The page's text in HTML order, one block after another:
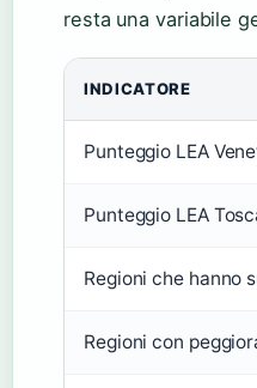
resta una variabile
INDICATORE
Punteggio LEA
Punteggio LEA
Regioni che hanno
Regioni con